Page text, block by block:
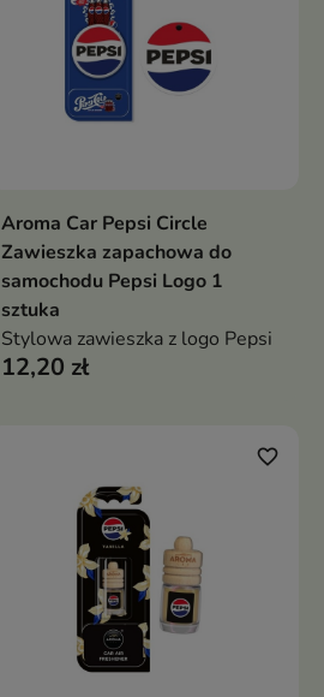
Dodaj do koszyka
Aroma Car Pepsi Circle
Zawieszka zapachowa do
samochodu Pepsi Logo 1
sztuka
Stylowa zawieszka z logo Pepsi
12,20 zł
favorite_border